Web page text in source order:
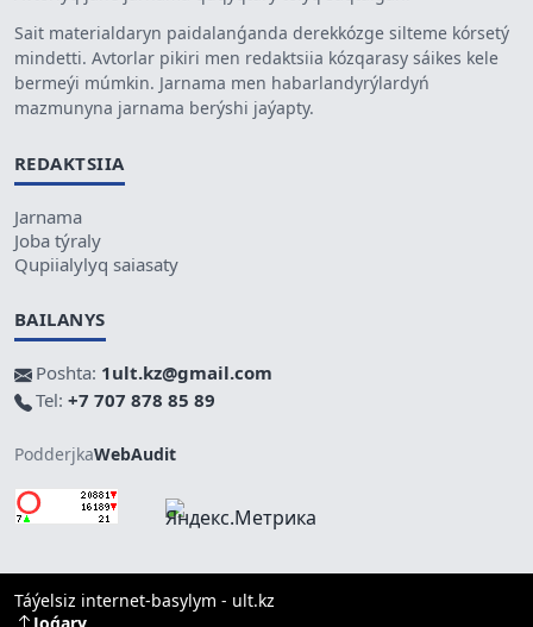
Sait materialdaryn paidalanǵanda derekkózge silteme kórsetý
mindetti. Avtorlar pikiri men redaktsiia kózqarasy sáikes kele
bermeýi múmkin. Jarnama men habarlandyrýlardyń
mazmunyna jarnama berýshi jaýapty.
REDAKTSIIA
Jarnama
Joba týraly
Qupiialylyq saiasaty
BAILANYS
Poshta: 1ult.kz@gmail.com
Tel: +7 707 878 85 89
PodderjkaWebAudit
Táýelsiz internet-basylym - ult.kz